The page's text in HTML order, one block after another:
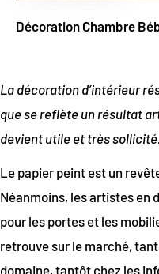
Décoration Chambre
La décoration d’intérieur
que se reflète un résultat
devient utile et très sollicité.
Le papier peint est un
Néanmoins, les artistes en
pour les portes et les
retrouve sur le marché,
domaine, tantôt chez les